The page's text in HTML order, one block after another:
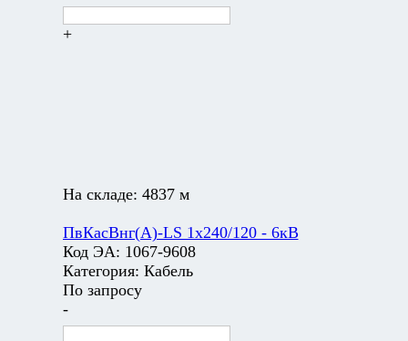
+
На складе: 4837 м
ПвКасВнг(А)-LS 1х240/120 - 6кВ
Код ЭА: 1067-9608
Категория: Кабель
По запросу
-